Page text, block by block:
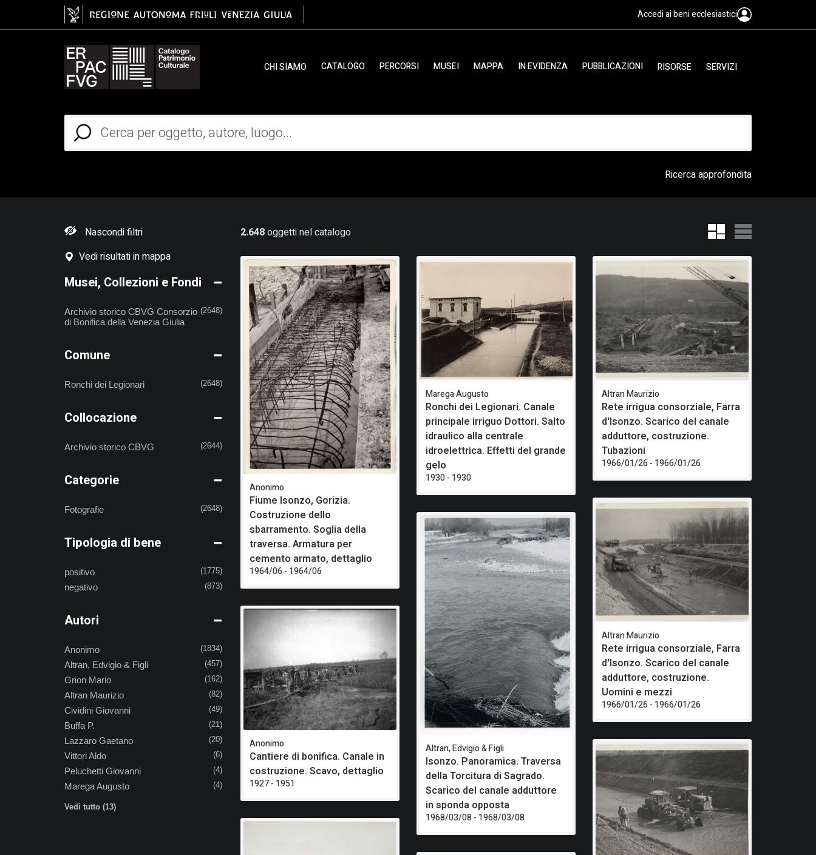
Accedi ai beni ecclesiastici
CHI SIAMO CATALOGO PERCORSI MUSEI MAPPA IN EVIDENZA PUBBLICAZIONI RISORSE SERVIZI
Ricerca approfondita
Nascondi filtri
Vedi risultati in mappa
Musei, Collezioni e Fondi
Archivio storico CBVG Consorzio
di Bonifica della Venezia Giulia
(2648)
Comune
Ronchi dei Legionari (2648)
Collocazione
Archivio storico CBVG (2644)
Categorie
Fotografie (2648)
Tipologia di bene
positivo (1775)
negativo (873)
Autori
Anonimo (1834)
Altran, Edvigio & Figli (457)
Grion Mario (162)
Altran Maurizio (82)
Cividini Giovanni (49)
Buffa P. (21)
Lazzaro Gaetano (20)
Vittori Aldo (6)
Peluchetti Giovanni (4)
Marega Augusto (4)
Vedi tutto (13)
2.648oggetti nel catalogo
Anonimo
Fiume Isonzo, Gorizia.
Costruzione dello
sbarramento. Soglia della
traversa. Armatura per
cemento armato, dettaglio
1964/06 - 1964/06
Anonimo
Cantiere di bonifica. Canale in
costruzione. Scavo, dettaglio
1927 - 1951
Marega Augusto
Ronchi dei Legionari. Canale
principale irriguo Dottori. Salto
idraulico alla centrale
idroelettrica. Effetti del grande
gelo
1930 - 1930
Altran, Edvigio & Figli
Isonzo. Panoramica. Traversa
della Torcitura di Sagrado.
Scarico del canale adduttore
in sponda opposta
1968/03/08 - 1968/03/08
Altran Maurizio
Rete irrigua consorziale, Farra
d'Isonzo. Scarico del canale
adduttore, costruzione.
Tubazioni
1966/01/26 - 1966/01/26
Altran Maurizio
Rete irrigua consorziale, Farra
d'Isonzo. Scarico del canale
adduttore, costruzione.
Uomini e mezzi
1966/01/26 - 1966/01/26